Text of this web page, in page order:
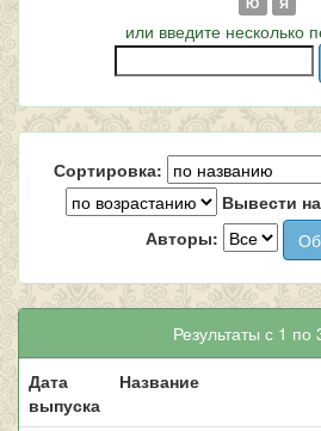
или введите несколько
Сортировка:
Вывести
Авторы:
Результаты с 1 по
Дата
выпуска
Название